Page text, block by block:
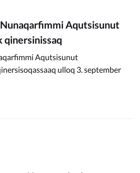
Aqutsisunut
qinersinissaq
Aqutsisunut
ulloq 3. september